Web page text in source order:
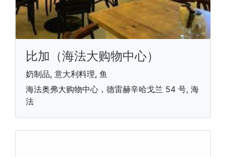
比加（海法大购物中心）
奶制品, 意大利料理, 鱼
海法奥弗大购物中心，德雷赫辛哈戈兰 54 号, 海
法